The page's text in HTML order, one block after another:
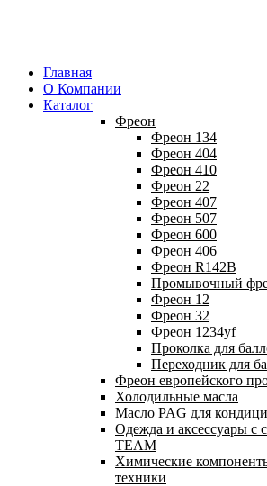
Главная
О Компании
Каталог
Фреон
Фреон 134
Фреон 404
Фреон 410
Фреон 22
Фреон 407
Фреон 507
Фреон 600
Фреон 406
Фреон R142B
Промывочный
Фреон 12
Фреон 32
Фреон 1234yf
Проколка для
Переходник для
Фреон европейского
Холодильные масла
Масло PAG для
Одежда и аксессуары с
TEAM
Химические
техники